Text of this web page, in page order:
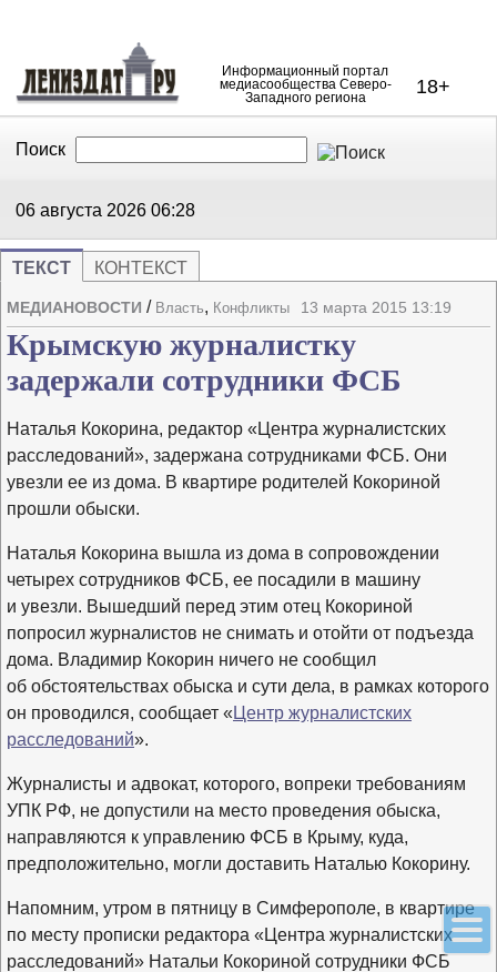
Информационный портал
медиасообщества Северо-
Западного региона
18+
Поиск
06 августа 2026 06:28
ТЕКСТ КОНТЕКСТ
МЕДИАНОВОСТИ / Власть, Конфликты 13 марта 2015 13:19
Крымскую журналистку
задержали сотрудники ФСБ
Наталья Кокорина, редактор «Центра журналистских
расследований», задержана сотрудниками ФСБ. Они
увезли ее из дома. В квартире родителей Кокориной
прошли обыски.
Наталья Кокорина вышла из дома в сопровождении
четырех сотрудников ФСБ, ее посадили в машину
и увезли. Вышедший перед этим отец Кокориной
попросил журналистов не снимать и отойти от подъезда
дома. Владимир Кокорин ничего не сообщил
об обстоятельствах обыска и сути дела, в рамках которого
он проводился, сообщает « Центр журналистских
расследований».
Журналисты и адвокат, которого, вопреки требованиям
УПК РФ, не допустили на место проведения обыска,
направляются к управлению ФСБ в Крыму, куда,
предположительно, могли доставить Наталью Кокорину.
Напомним, утром в пятницу в Симферополе, в квартире
по месту прописки редактора «Центра журналистских
расследований» Натальи Кокориной сотрудники ФСБ